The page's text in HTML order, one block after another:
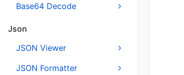
Base64 Decode
Json
JSON Viewer
JSON Formatter